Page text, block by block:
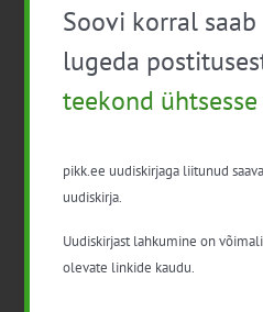
Pikk.ee
Isikuandmeid töötleme
Soovi korral
lugeda
teekond
pikk.ee uudiskirjaga liitunud
uudiskirja.
Uudiskirjast lahkumine on
olevate linkide kaudu.